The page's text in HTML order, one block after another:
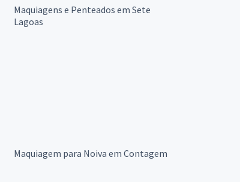
Maquiagens e Penteados em Sete
Lagoas
Maquiagem para Noiva em Contagem